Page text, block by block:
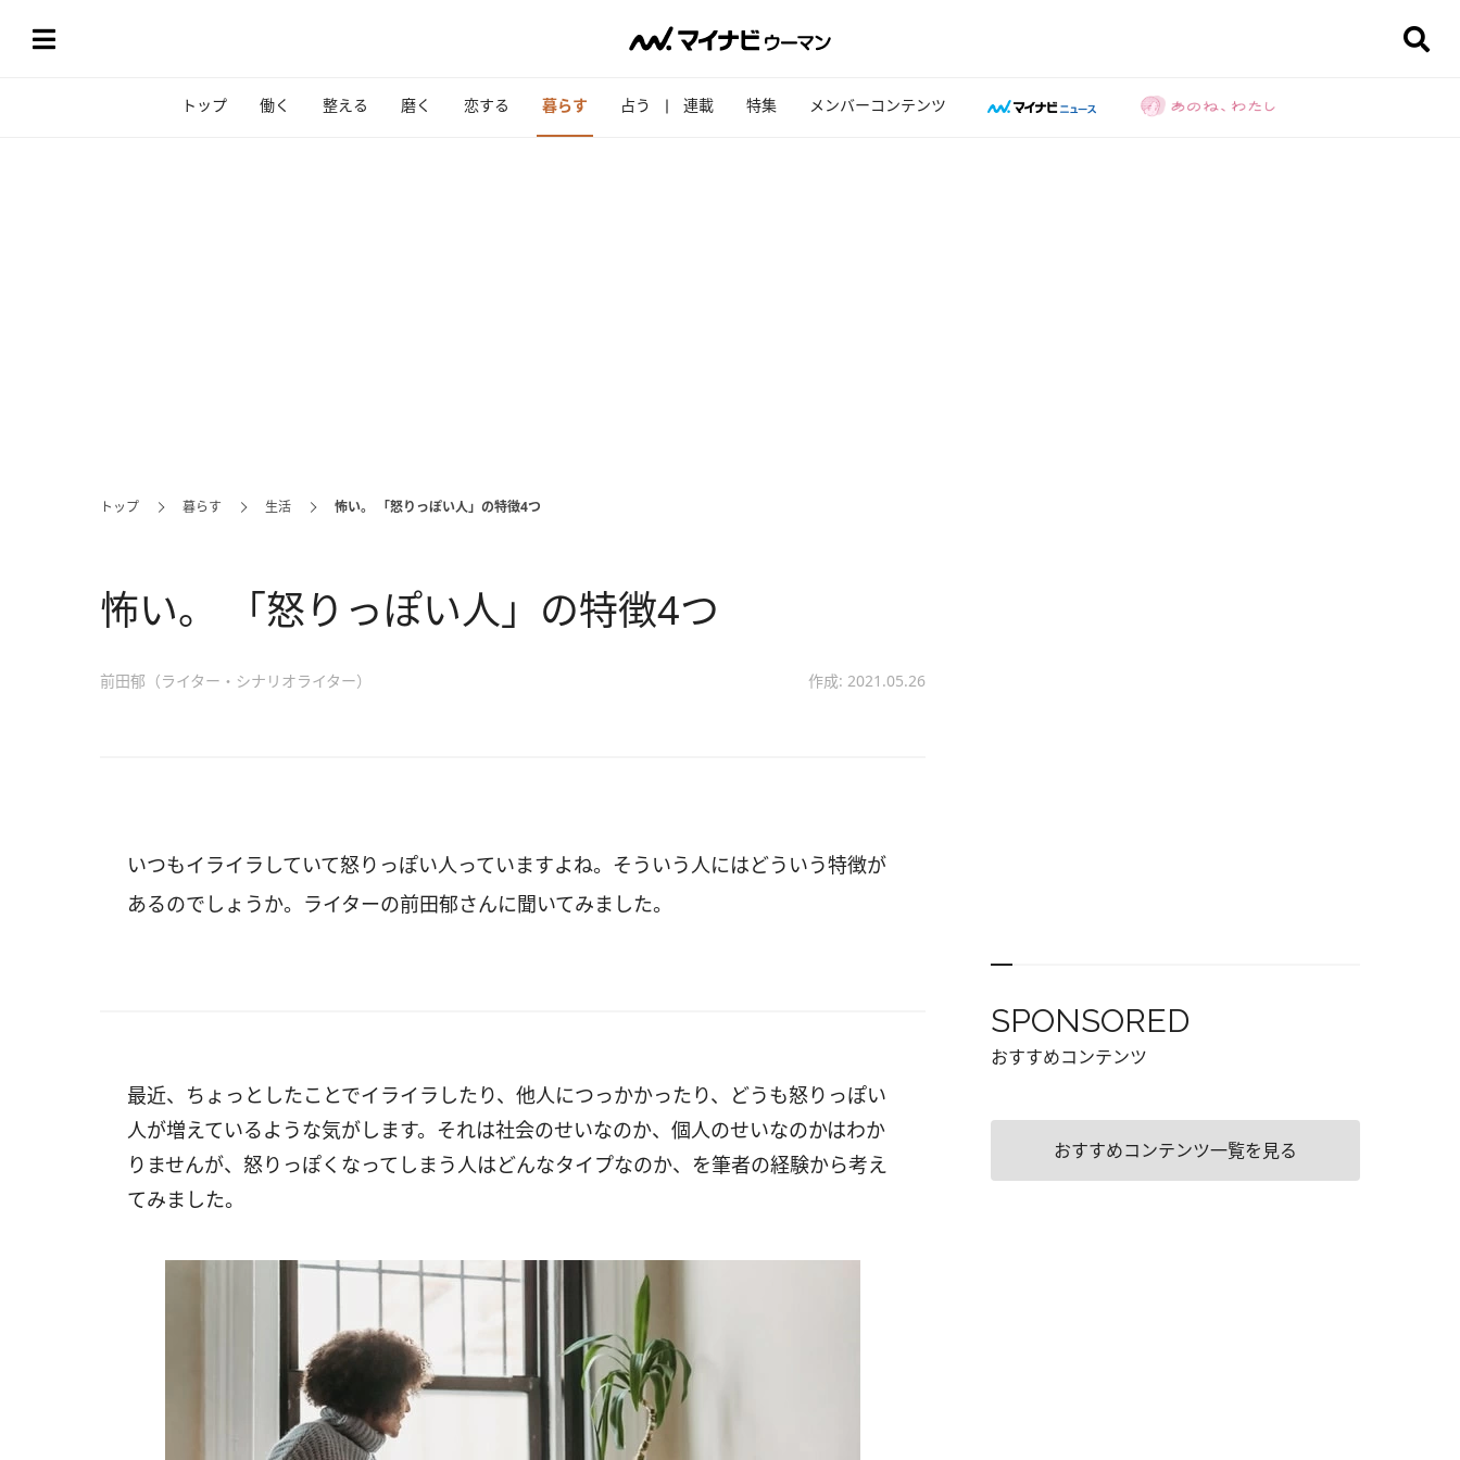
トップ 働く 整える 磨く 恋する 暮らす 占う 連載 特集 メンバーコンテンツ
トップ 暮らす 生活 怖い。 「怒りっぽい人」の特徴4つ
怖い。 「怒りっぽい人」の特徴4つ
前田郁（ライター・シナリオライター） 作成: 2021.05.26
いつもイライラしていて怒りっぽい人っていますよね。そういう人にはどういう特徴が
あるのでしょうか。ライターの前田郁さんに聞いてみました。
最近、ちょっとしたことでイライラしたり、他人につっかかったり、どうも怒りっぽい
人が増えているような気がします。それは社会のせいなのか、個人のせいなのかはわか
りませんが、怒りっぽくなってしまう人はどんなタイプなのか、を筆者の経験から考え
てみました。
SPONSORED
おすすめコンテンツ
おすすめコンテンツ一覧を見る